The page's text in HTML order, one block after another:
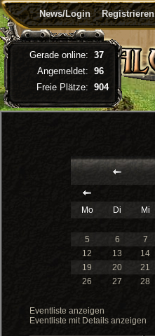
News/Login Registrieren
Mo
Di Mi
5
6 7
12
13 14
19
20 21
26
27 28
Eventliste anzeigen
Eventliste mit Details anzeigen
Gerade online: 37
Angemeldet: 96
Freie Plätze: 904